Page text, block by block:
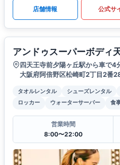
店舗情報 公式サ
アンドゥスーパーボディ
四天王寺前夕陽ヶ丘駅から車で4
大阪府阿倍野区松崎町2丁目2番
タオルレンタル シューズレンタル
ロッカー
ウォーターサーバー 食
営業時間
8:00〜22:00